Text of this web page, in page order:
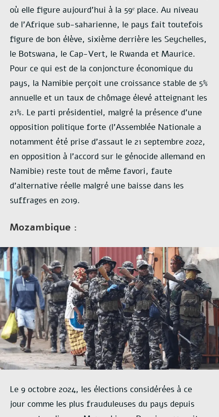
où elle figure aujourd’hui à la 59ᵉ place. Au niveau
de l’Afrique sub-saharienne, le pays fait toutefois
figure de bon élève, sixième derrière les Seychelles,
le Botswana, le Cap-Vert, le Rwanda et Maurice.
Pour ce qui est de la conjoncture économique du
pays, la Namibie perçoit une croissance stable de 5%
annuelle et un taux de chômage élevé atteignant les
21%. Le parti présidentiel, malgré la présence d’une
opposition politique forte (l’Assemblée Nationale a
notamment été prise d’assaut le 21 septembre 2022,
en opposition à l’accord sur le génocide allemand en
Namibie) reste tout de même favori, faute
d’alternative réelle malgré une baisse dans les
suffrages en 2019.
Mozambique :
Le 9 octobre 2024, les élections considérées à ce
jour comme les plus frauduleuses du pays depuis